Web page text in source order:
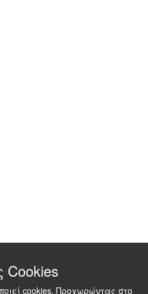
Cookies
cookies. Προχωρώντας στο